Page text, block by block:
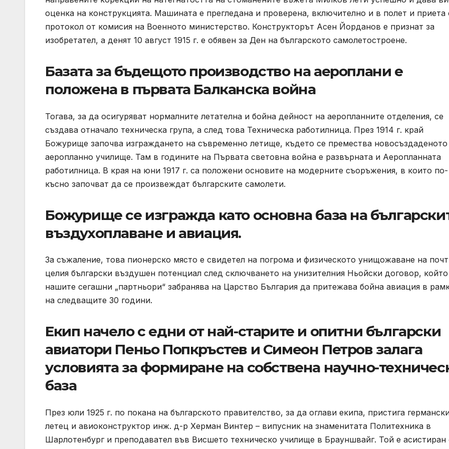
оценка на конструкцията. Машината е прегледана и проверена, включително и в полет и приета
протокол от комисия на Военното министерство. Конструкторът Асен Йорданов е признат за
изобретател, а денят 10 август 1915 г. е обявен за Ден на българското самолетостроене.
Базата за бъдещото производство на аероплани е
положена в първата Балканска война
Тогава, за да осигуряват нормалните летателна и бойна дейност на аеропланните отделения, се
създава отначало техническа група, а след това Техническа работилница. През 1914 г. край
Божурище започва изграждането на съвременно летище, където се премества новосъздаденото
аеропланно училище. Там в годините на Първата световна война е развърната и Аеропланната
работилница. В края на юни 1917 г. са положени основите на модерните съоръжения, в които по-
късно започват да се произвеждат българските самолети.
Божурище се изгражда като основна база на
въздухоплаване и авиация.
За съжаление, това пионерско място е свидетел на погрома и физическото унищожаване на
целия български въздушен потенциал след сключването на унизителния Ньойски договор, който
нашите сегашни „партньори“ забранява на Царство България да притежава бойна авиация в
на следващите 30 години.
Екип начело с едни от най-старите и опитни български
авиатори Пеньо Попкръстев и Симеон Петров залага
условията за формиране на собствена научно-
база
През юли 1925 г. по покана на българското правителство, за да оглави екипа, пристига
летец и авиоконструктор инж. д-р Херман Винтер – випусник на знаменитата Политехника в
Шарлотенбург и преподавател във Висшето техническо училище в Брауншвайг. Той е асистиран